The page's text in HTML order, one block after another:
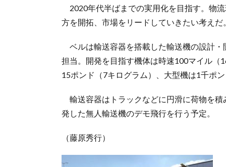
2020年代半ばまでの実用化を目指す。物
方を開拓、市場をリードしていきたい考えだ
ベルは輸送容器を搭載した輸送機の設計
担当。開発を目指す機体は時速100マイル（
15ポンド（7キログラム）、大型機は1千ポ
輸送容器はトラックなどに円滑に荷物を
発した無人輸送機のデモ飛行を行う予定。
（藤原秀行）